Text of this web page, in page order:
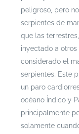
peligroso, pero
serpientes de
que las
inyectado a otros
considerado el
serpientes. Este
un paro
océano Índico y
principalmente
solamente